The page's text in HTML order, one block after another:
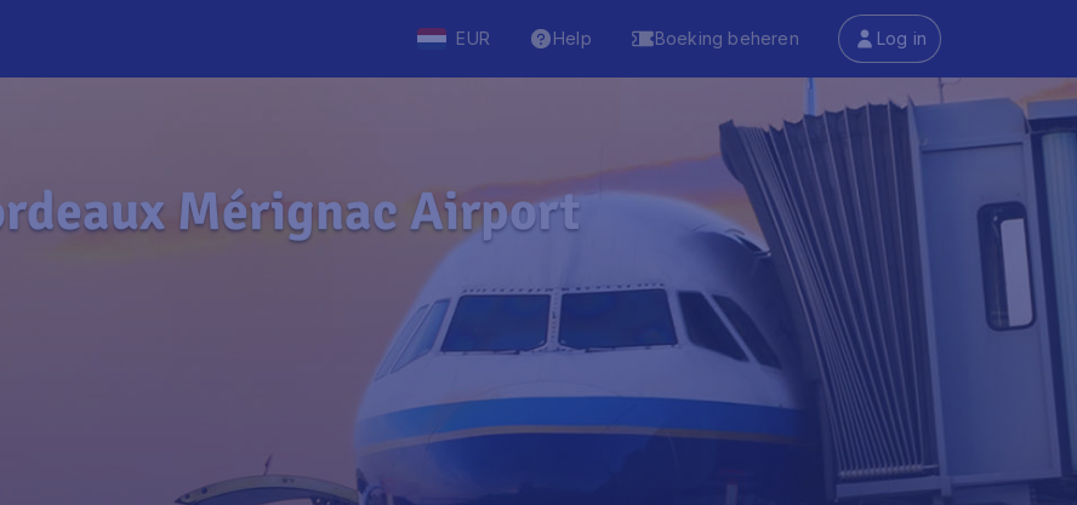
EUR Help Boeking beheren Log in
Mérignac Airport